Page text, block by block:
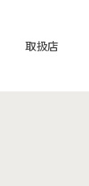
取扱店